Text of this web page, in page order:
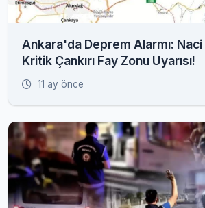
Ankara'da Deprem Alarmı:
Kritik Çankırı Fay Zonu Uyarısı!
11 ay önce